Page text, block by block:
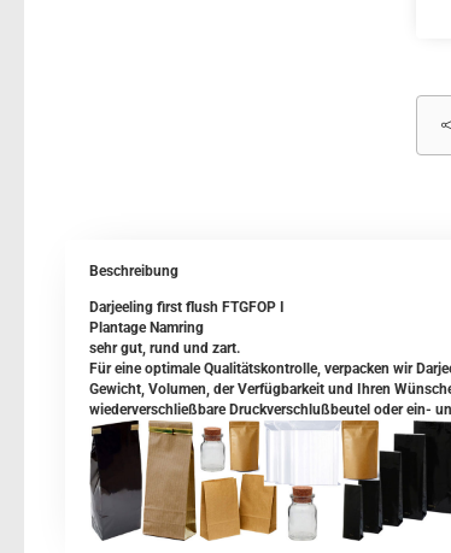
Beschreibung
Darjeeling first flush FTGFOP I
Plantage Namring
sehr gut, rund und zart.
Für eine optimale Qualitätskontrolle, verpacken wir
Gewicht, Volumen, der Verfügbarkeit und Ihren
wiederverschließbare Druckverschlußbeutel oder ein-